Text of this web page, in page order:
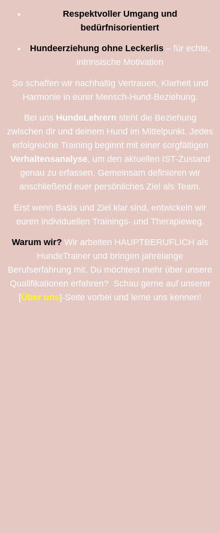
Respektvoller Umgang und
bedürfnisorientiert
Hundeerziehung ohne Leckerlis– für echte,
intrinsische Motivation
So schaffen wir nachhaltig Vertrauen, Klarheit und
Harmonie in eurer Mensch-Hund-Beziehung.
Bei uns HundeLehrern steht die Beziehung
zwischen dir und deinem Hund im Mittelpunkt. Jedes
erfolgreiche Training beginnt mit einer sorgfältigen
Verhaltensanalyse, um den aktuellen IST-Zustand
genau zu erfassen. Gemeinsam definieren wir
anschließend euer persönliches Ziel als Team.
Erst wenn Basis und Ziel klar sind, entwickeln wir
euren individuellen Trainings- und Therapieweg.
Warum wir? Wir arbeiten HAUPTBERUFLICH als
HundeTrainer und bringen jahrelange
Berufserfahrung mit. Du möchtest mehr über unsere
Qualifikationen erfahren? Schau gerne auf unserer
[Über uns]-Seite vorbei und lerne uns kennen!